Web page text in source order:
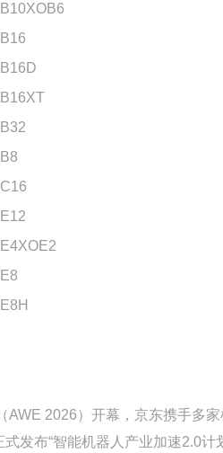
2026）开幕，京东携手多
发布“智能机器人产业加速2.0